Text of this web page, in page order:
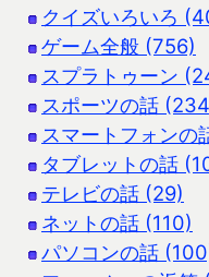
クイズいろいろ
ゲーム全般 (756)
スプラトゥーン
スポーツの話
スマートフォンの
タブレットの話
テレビの話 (29)
ネットの話 (110)
パソコンの話